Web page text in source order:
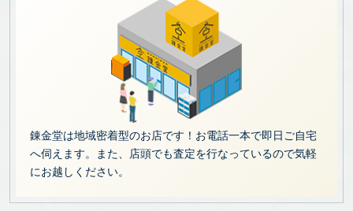
錬金堂は地域密着型のお店です！お電話一本で即日ご自宅
へ伺えます。また、店頭でも査定を行なっているので気軽
にお越しください。